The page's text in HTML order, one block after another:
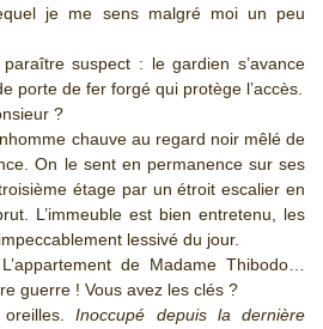
je me sens malgré moi un peu
suspect : le gardien s’avance
porte de fer forgé qui protège l’accès.
?
chauve au regard noir mêlé de
On le sent en permanence sur ses
étage par un étroit escalier en
L’immeuble est bien entretenu, les
lessivé du jour.
de Madame Thibodo…
guerre ! Vous avez les clés ?
oreilles.Inoccupé depuis la dernière